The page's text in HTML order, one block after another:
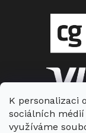
K personalizaci
sociálních médií
využíváme